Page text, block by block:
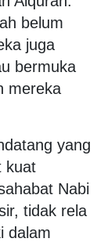
belum
juga
bermuka
mereka
yang
kuat
Nabi
tidak rela
dalam